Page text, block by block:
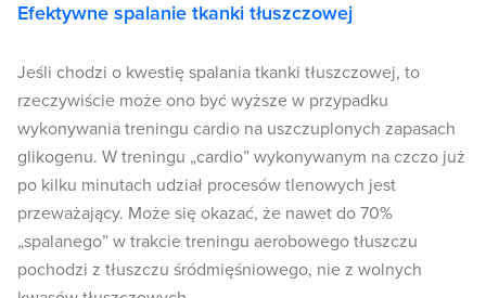
Efektywne spalanie tkanki tłuszczowej
Jeśli chodzi o kwestię spalania tkanki tłuszczowej, to
rzeczywiście może ono być wyższe w przypadku
wykonywania treningu cardio na uszczuplonych zapasach
glikogenu. W treningu „cardio” wykonywanym na czczo już
po kilku minutach udział procesów tlenowych jest
przeważający. Może się okazać, że nawet do 70%
„spalanego” w trakcie treningu aerobowego tłuszczu
pochodzi z tłuszczu śródmięśniowego, nie z wolnych